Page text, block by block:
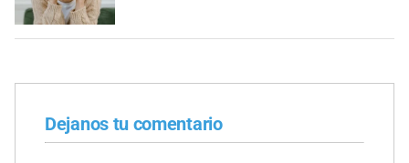
Dejanos tu comentario